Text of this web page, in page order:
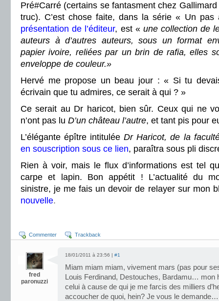
Pré#Carré (certains se fantasment chez
truc). C’est chose faite, dans la série « Un
présentation de l’éditeur, est « une collection de
auteurs à d’autres auteurs, sous un format
papier ivoire, reliées par un brin de rafia, elles
enveloppe de couleur.»
Hervé me propose un beau jour : « Si tu
écrivain que tu admires, ce serait à qui ? »
Ce serait au Dr haricot, bien sûr. Ceux qui ne
n’ont pas lu D’un château l’autre, et tant pis pour
L’élégante épître intituléeDr Haricot, de la
en souscription sous ce lien, paraîtra sous pli
Rien à voir, mais le flux d’informations est tel
carpe et lapin. Bon appétit ! L’actualité du
sinistre, je me fais un devoir de relayer sur mon
nouvelle.
Commenter Trackback
fred
paronuzzi
18/01/2011 à 23:56 | #1
Miam miam miam, vivement mars (pas pour
Louis Ferdinand, Destouches, Bardamu… mon
celui à cause de qui je me farcis des milliers
accoucher de quoi, hein? Je vous le